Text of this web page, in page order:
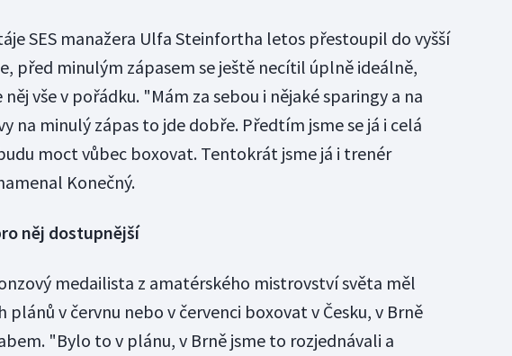
SES manažera Ulfa Steinfortha letos přestoupil do vyšší
před minulým zápasem se ještě necítil úplně ideálně,
vše v pořádku. "Mám za sebou i nějaké sparingy a na
na minulý zápas to jde dobře. Předtím jsme se já i celá
moct vůbec boxovat. Tentokrát jsme já i trenér
Konečný.
něj dostupnější
medailista z amatérského mistrovství světa měl
v červnu nebo v červenci boxovat v Česku, v Brně
"Bylo to v plánu, v Brně jsme to rozjednávali a